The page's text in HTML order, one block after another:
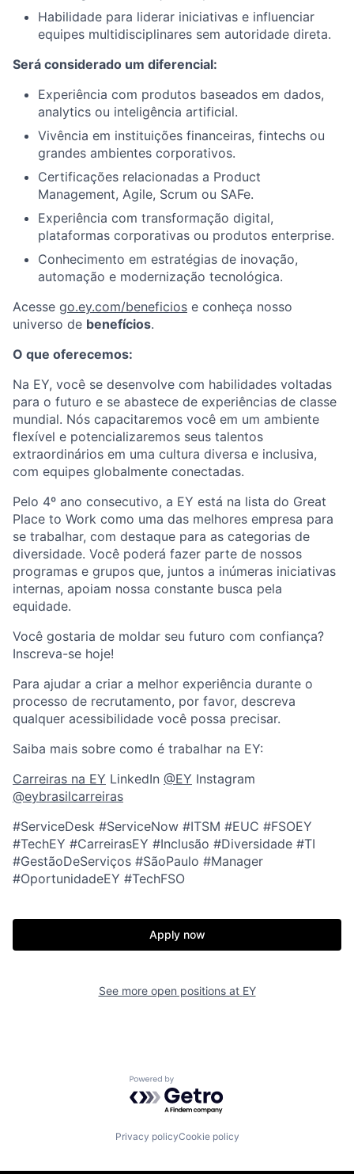
Habilidade para liderar iniciativas e influenciar
equipes multidisciplinares sem autoridade direta.
Será considerado um diferencial:
Experiência com produtos baseados em dados,
analytics ou inteligência artificial.
Vivência em instituições financeiras, fintechs ou
grandes ambientes corporativos.
Certificações relacionadas a Product
Management, Agile, Scrum ou SAFe.
Experiência com transformação digital,
plataformas corporativas ou produtos enterprise.
Conhecimento em estratégias de inovação,
automação e modernização tecnológica.
Acesse go.ey.com/beneficios e conheça nosso
universo de benefícios.
O que oferecemos:
Na EY, você se desenvolve com habilidades voltadas
para o futuro e se abastece de experiências de classe
mundial. Nós capacitaremos você em um ambiente
flexível e potencializaremos seus talentos
extraordinários em uma cultura diversa e inclusiva,
com equipes globalmente conectadas.
Pelo 4º ano consecutivo, a EY está na lista do Great
Place to Work como uma das melhores empresa para
se trabalhar, com destaque para as categorias de
diversidade. Você poderá fazer parte de nossos
programas e grupos que, juntos a inúmeras iniciativas
internas, apoiam nossa constante busca pela
equidade.
Você gostaria de moldar seu futuro com confiança?
Inscreva-se hoje!
Para ajudar a criar a melhor experiência durante o
processo de recrutamento, por favor, descreva
qualquer acessibilidade você possa precisar.
Saiba mais sobre como é trabalhar na EY:
Carreiras na EY LinkedIn @EY Instagram
@eybrasilcarreiras
#ServiceDesk #ServiceNow #ITSM #EUC #FSOEY
#TechEY #CarreirasEY #Inclusão #Diversidade #TI
#GestãoDeServiços #SãoPaulo #Manager
#OportunidadeEY #TechFSO
Apply now
See more open positions at EY
Powered by Getro.com
Privacy policyCookie policy